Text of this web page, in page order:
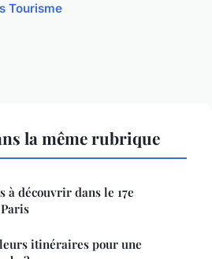
Tourisme
la même rubrique
à découvrir dans le 17e
itinéraires pour une